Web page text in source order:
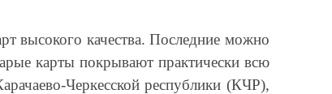
высокого качества. Последние можно
карты покрывают практически всю
Черкесской республики (КЧР),